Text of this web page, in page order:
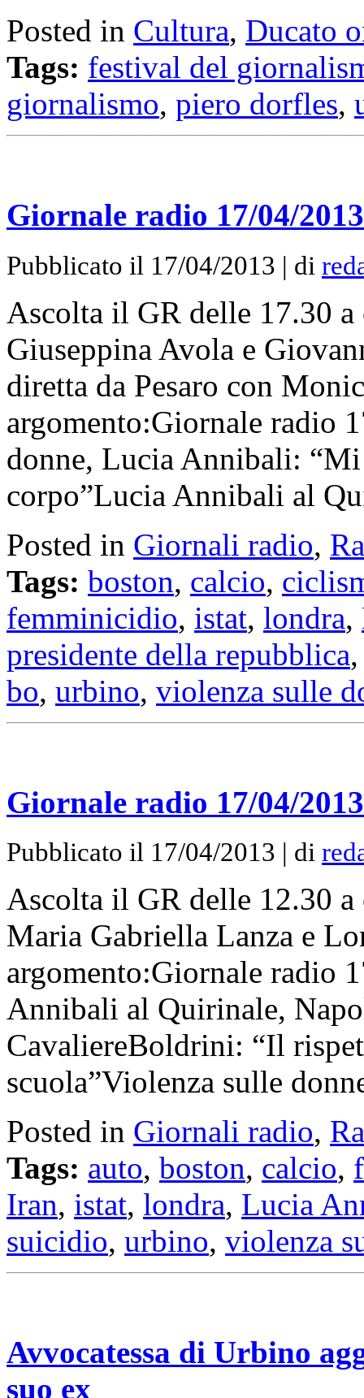
Posted in Cultura, Ducato
Tags: festival del
giornalismo, piero dorfles,
Giornale radio 17/04/
Pubblicato il 17/04/2013 | di
Ascolta il GR delle 17.30
Giuseppina Avola e
diretta da Pesaro con
argomento:Giornale radio
donne, Lucia Annibali:
corpo”Lucia Annibali al
Posted in Giornali radio,
Tags: boston, calcio,
femminicidio, istat, londra,
presidente della repubblica
bo, urbino, violenza sulle
Giornale radio 17/04/
Pubblicato il 17/04/2013 | di
Ascolta il GR delle 12.30
Maria Gabriella Lanza e
argomento:Giornale radio
Annibali al Quirinale,
CavaliereBoldrini: “Il
scuola”Violenza sulle
Posted in Giornali radio,
Tags: auto, boston, calcio,
Iran, istat, londra, Lucia
suicidio, urbino, violenza
Avvocatessa di Urbino
suo ex